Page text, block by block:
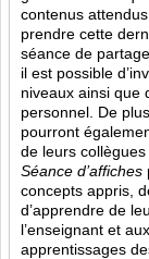
contenus
prendre cette
séance de
il est possible
niveaux ainsi que
personnel. De
pourront
de leurs
Séance d’affiches
concepts appris,
d’apprendre de
l’enseignant et
apprentissages